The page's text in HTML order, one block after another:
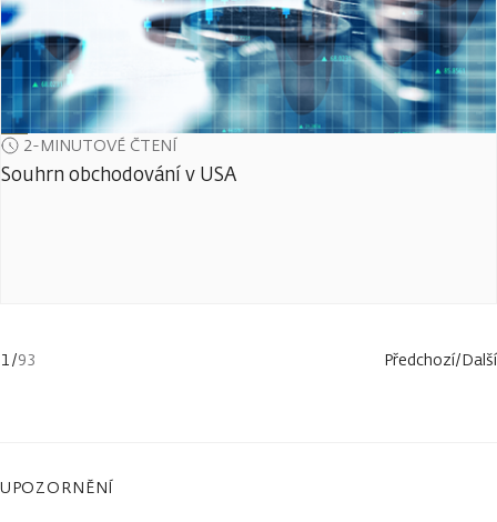
2-MINUTOVÉ ČTENÍ
Souhrn obchodování v USA
1/93 Předchozí/Další
UPOZORNĚNÍ